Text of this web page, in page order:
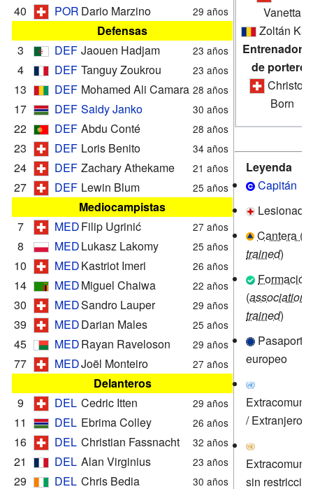
40 POR Dario Marzino 29 años
Defensas
3
DEF Jaouen Hadjam 23 años
4 DEF Tanguy Zoukrou 23 años
13 DEF Mohamed Ali Camara 28 años
17 DEF Saidy Janko 30 años
22 DEF Abdu Conté 28 años
23 DEF Loris Benito 34 años
24 DEF Zachary Athekame 21 años
27 DEF Lewin Blum 25 años
Mediocampistas
7
MEDFilip Ugrinić 27 años
8 MEDLukasz Lakomy 25 años
10 MEDKastriot Imeri 26 años
14 MEDMiguel Chaiwa 22 años
30 MEDSandro Lauper 29 años
39 MEDDarian Males 25 años
45 MEDRayan Raveloson 29 años
77 MEDJoël Monteiro 27 años
Delanteros
9
DEL Cedric Itten 29 años
11 DEL Ebrima Colley 26 años
16 DEL Christian Fassnacht 32 años
21 DEL Alan Virginius 23 años
29 DEL Chris Bedia 30 años
Vanetta
Zoltán
de porteros
Born
Leyenda
Capitán
Lesionado
Cantera (
trained)
Formación
(association-
trained)
Pasaporte
europeo
/ Extranjero
sin